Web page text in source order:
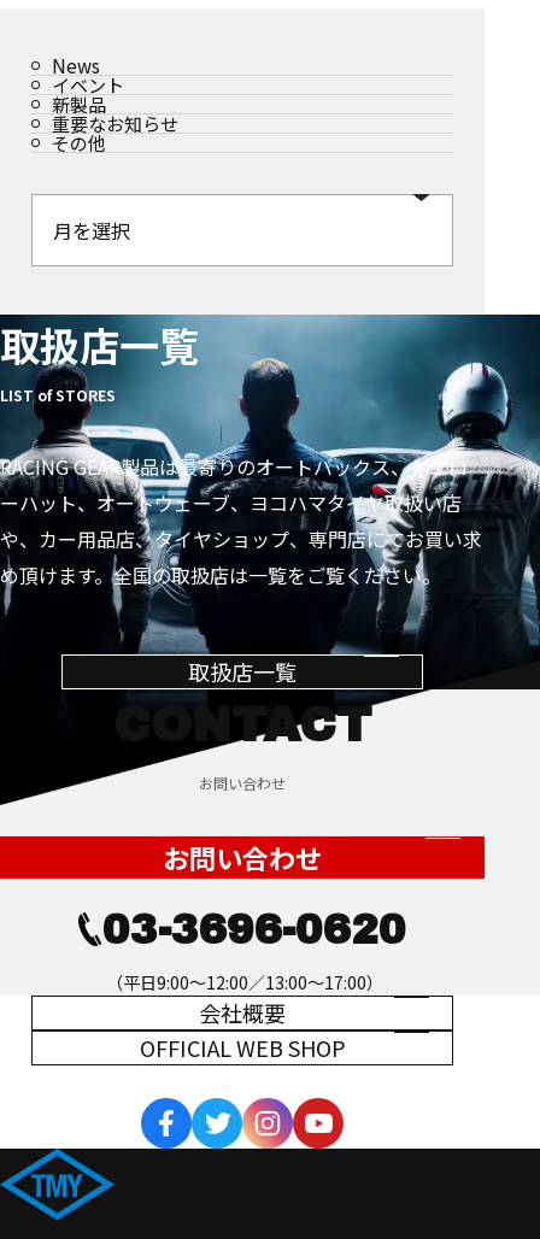
News
イベント
新製品
重要なお知らせ
その他
取扱店一覧
LIST of STORES
RACING GEAR製品は最寄りのオートバックス、イエロ
ーハット、オートウェーブ、ヨコハマタイヤ取扱い店
や、カー用品店、タイヤショップ、専門店にてお買い求
め頂けます。全国の取扱店は一覧をご覧ください。
取扱店一覧
CONTACT
お問い合わせ
お問い合わせ
03-3696-0620
（平日9:00～12:00／13:00～17:00）
会社概要
OFFICIAL WEB SHOP